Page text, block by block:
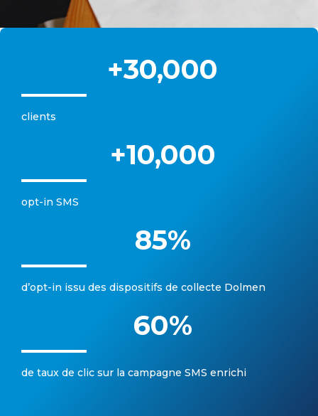
+30,000
clients
+10,000
opt-in SMS
85%
d’opt-in issu des dispositifs de collecte Dolmen
60%
de taux de clic sur la campagne SMS enrichi